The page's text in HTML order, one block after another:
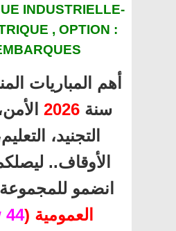
INDUSTRIELLE-
, OPTION :
أهم المباريات
سنة 2026
التجنيد،
الأوقاف..
انضمو للمجموعة
العمومية (44 New